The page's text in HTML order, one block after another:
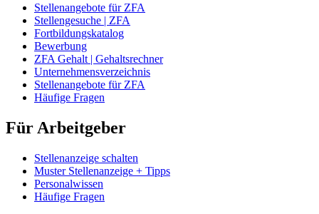
Stellenangebote für ZFA
Stellengesuche | ZFA
Fortbildungskatalog
Bewerbung
ZFA Gehalt | Gehaltsrechner
Unternehmensverzeichnis
Stellenangebote für ZFA
Häufige Fragen
Für Arbeitgeber
Stellenanzeige schalten
Muster Stellenanzeige + Tipps
Personalwissen
Häufige Fragen